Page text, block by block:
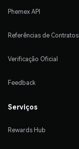
Phemex API
Referências de Contratos
Verificação Oficial
Feedback
Serviços
Rewards Hub